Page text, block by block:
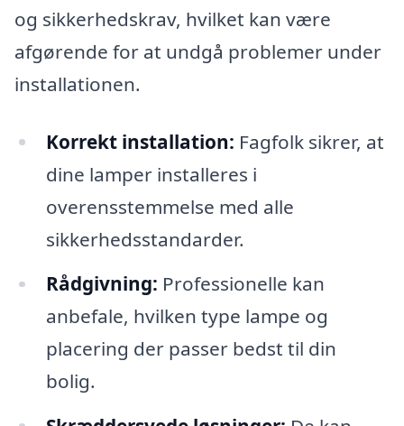
og sikkerhedskrav, hvilket kan være
afgørende for at undgå problemer under
installationen.
Korrekt installation: Fagfolk sikrer, at
dine lamper installeres i
overensstemmelse med alle
sikkerhedsstandarder.
Rådgivning: Professionelle kan
anbefale, hvilken type lampe og
placering der passer bedst til din
bolig.